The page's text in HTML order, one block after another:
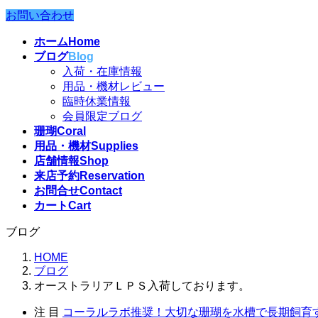
お問い合わせ
ホーム Home
ブログBlog
入荷・在庫情報
用品・機材レビュー
臨時休業情報
会員限定ブログ
珊瑚Coral
用品・機材Supplies
店舗情報Shop
来店予約Reservation
お問合せContact
カートCart
ブログ
HOME
ブログ
オーストラリアＬＰＳ入荷しております。
注 目 コーラルラボ推奨！大切な珊瑚を水槽で長期飼育